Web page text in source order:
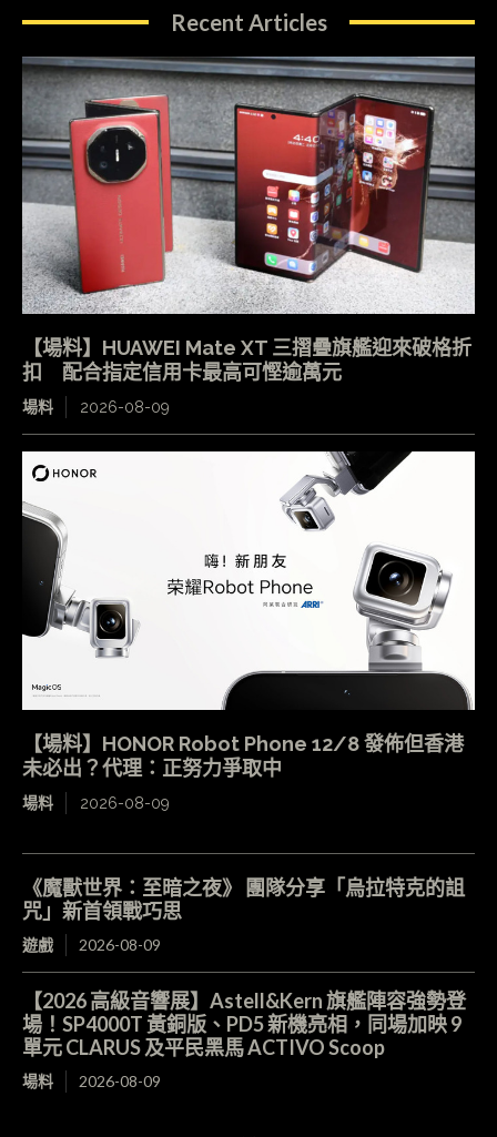
Recent Articles
【場料】HUAWEI Mate XT 三摺疊旗艦迎來破格折
扣 配合指定信用卡最高可慳逾萬元
場料 2026-08-09
【場料】HONOR Robot Phone 12/8 發佈但香港
未必出？代理：正努力爭取中
場料 2026-08-09
《魔獸世界：至暗之夜》 團隊分享「烏拉特克的詛
咒」新首領戰巧思
遊戲 2026-08-09
【2026 高級音響展】Astell&Kern 旗艦陣容強勢登
場！SP4000T 黃銅版、PD5 新機亮相，同場加映 9
單元 CLARUS 及平民黑馬 ACTIVO Scoop
場料 2026-08-09